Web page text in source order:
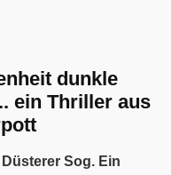
dunkle
ein Thriller aus
Sog. Ein